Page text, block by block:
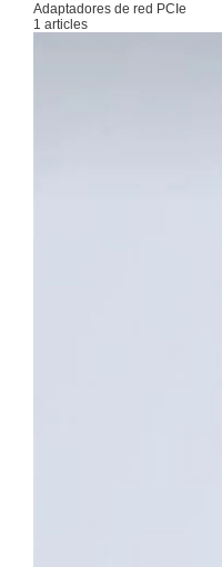
Adaptadores de red PCIe
1 articles